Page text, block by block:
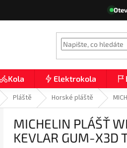
Kola Elektrokola
Pláště Horské pláště
MICHELIN PLÁŠŤ
KEVLAR GUM-X3D